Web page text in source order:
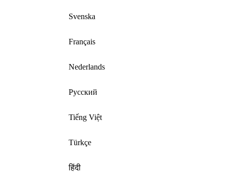
Svenska
Français
Nederlands
Русский
Tiếng Việt
Türkçe
हिंदी